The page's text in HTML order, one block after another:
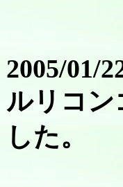
2005/01/
ルリコン
した。